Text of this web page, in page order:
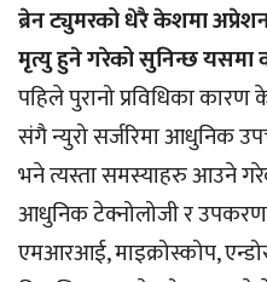
ब्रेन ट्युमरको धेरै केशमा
मृत्यु हुने गरेको सुनिन्छ यसमा
पहिले पुरानो प्रविधिका
संगै न्युरो सर्जरिमा आधुनिक
भने त्यस्ता समस्याहरु आउने
आधुनिक टेक्नोलोजी र
एमआरआई, माइक्रोस्कोप,